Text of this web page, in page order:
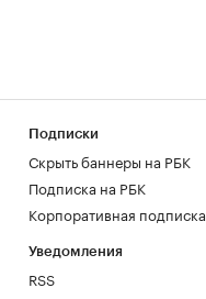
Подписки
Скрыть баннеры на РБК
Подписка на РБК
Корпоративная подписка
Уведомления
RSS